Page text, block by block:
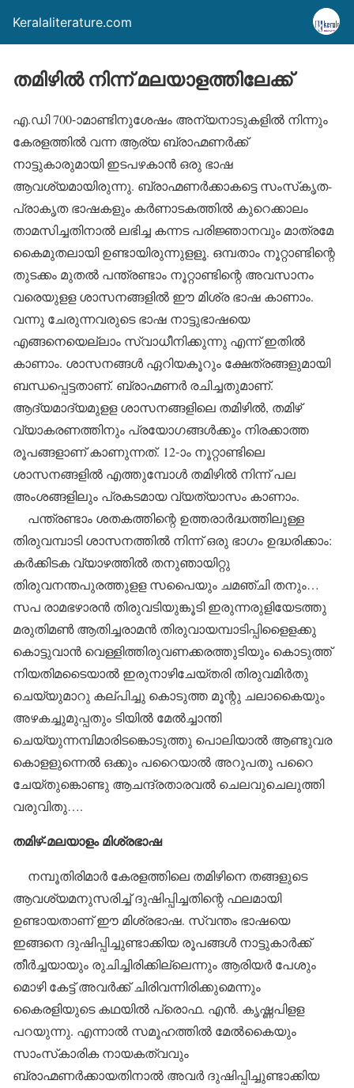
Keralaliterature.com
തമിഴില്‍ നിന്ന് മലയാളത്തിലേക്ക്
എ.ഡി 700-ാമാണ്ടിനുശേഷം അന്യനാടുകളില്‍ നിന്നും
കേരളത്തില്‍ വന്ന ആര്യ ബ്രാഹ്മണര്‍ക്ക്
നാട്ടുകാരുമായി ഇടപഴകാന്‍ ഒരു ഭാഷ
ആവശ്യമായിരുന്നു. ബ്രാഹ്മണര്‍ക്കാകട്ടെ സംസ്‌കൃത-
പ്രാകൃത ഭാഷകളും കര്‍ണാടകത്തില്‍ കുറെക്കാലം
താമസിച്ചതിനാല്‍ ലഭിച്ച കന്നട പരിജ്ഞാനവും മാത്രമേ
കൈമുതലായി ഉണ്ടായിരുന്നുളളൂ. ഒമ്പതാം നൂറ്റാണ്ടിന്റെ
തുടക്കം മുതല്‍ പന്ത്രണ്ടാം നൂറ്റാണ്ടിന്റെ അവസാനം
വരെയുളള ശാസനങ്ങളില്‍ ഈ മിശ്ര ഭാഷ കാണാം.
വന്നു ചേരുന്നവരുടെ ഭാഷ നാട്ടുഭാഷയെ
എങ്ങനെയെല്ലാം സ്വാധീനിക്കുന്നു എന്ന് ഇതില്‍
കാണാം. ശാസനങ്ങള്‍ ഏറിയകൂറും ക്ഷേത്രങ്ങളുമായി
ബന്ധപ്പെട്ടതാണ്. ബ്രാഹ്മണര്‍ രചിച്ചതുമാണ്.
ആദ്യമാദ്യമുളള ശാസനങ്ങളിലെ തമിഴില്‍, തമിഴ്
വ്യാകരണത്തിനും പ്രയോഗങ്ങള്‍ക്കും നിരക്കാത്ത
രൂപങ്ങളാണ് കാണുന്നത്. 12-ാം നൂറ്റാണ്ടിലെ
ശാസനങ്ങളില്‍ എത്തുമ്പോള്‍ തമിഴില്‍ നിന്ന് പല
അംശങ്ങളിലും പ്രകടമായ വ്യത്യാസം കാണാം.
പന്ത്രണ്ടാം ശതകത്തിന്റെ ഉത്തരാര്‍ദ്ധത്തിലുള്ള
തിരുവമ്പാടി ശാസനത്തില്‍ നിന്ന് ഒരു ഭാഗം ഉദ്ധരിക്കാം:
കര്‍ക്കിടക വ്യാഴത്തില്‍ തനുഞായിറ്റു
തിരുവനന്തപുരത്തുളള സപൈയും ചമഞ്ചി തനും…
സപ രാമഭഴാരന്‍ തിരുവടിയുങ്കൂടി ഇരുന്നരുളിയേടത്തു
മരുതിമണ്‍ ആതിച്ചരാമന്‍ തിരുവായമ്പാടിപ്പിളൈളക്കു
കൊട്ടുവാന്‍ വെള്ളിത്തിരുവണക്കരത്തുടിയും കൊടുത്ത്
നിയതിമടൈയാല്‍ ഇരുനാഴിചേയ്തരി തിരുവമിര്‍തു
ചെയ്യുമാറു കല്പിച്ചു കൊടുത്ത മൂന്റു ചലാകൈയും
അഴകച്ചുമുപ്പതും ടിയില്‍ മേല്‍ച്ചാന്തി
ചെയ്യുന്നമ്പിമാരിടങ്കൊടുത്തു പൊലിയാല്‍ ആണ്ടുവര
കൊളളുന്നെല്‍ ഒക്കും പറൈയാല്‍ അറുപതു പറൈ
ചേയ്തുങ്കൊണ്ടു ആചന്ദ്രതാരവല്‍ ചെലവുചെലുത്തി
വരുവിതു….
തമിഴ്-മലയാളം മിശ്രഭാഷ
നമ്പൂതിരിമാര്‍ കേരളത്തിലെ തമിഴിനെ തങ്ങളുടെ
ആവശ്യമനുസരിച്ച് ദുഷിപ്പിച്ചതിന്റെ ഫലമായി
ഉണ്ടായതാണ് ഈ മിശ്രഭാഷ. സ്വന്തം ഭാഷയെ
ഇങ്ങനെ ദുഷിപ്പിച്ചുണ്ടാക്കിയ രൂപങ്ങള്‍ നാട്ടുകാര്‍ക്ക്
തീര്‍ച്ചയായും രുചിച്ചിരിക്കില്ലെന്നും ആരിയര്‍ പേശും
മൊഴി കേട്ട് അവര്‍ക്ക് ചിരിവന്നിരിക്കുമെന്നും
കൈരളിയുടെ കഥയില്‍ പ്രൊഫ. എന്‍. കൃഷ്ണപിളള
പറയുന്നു. എന്നാല്‍ സമൂഹത്തില്‍ മേല്‍കൈയും
സാംസ്‌കാരിക നായകത്വവും
ബ്രാഹ്മണര്‍ക്കായതിനാല്‍ അവര്‍ ദുഷിപ്പിച്ചുണ്ടാക്കിയ